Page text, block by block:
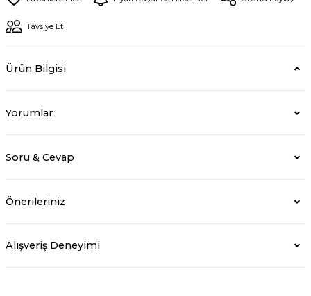
Tavsiye Et
Ürün Bilgisi
Yorumlar
Soru & Cevap
Önerileriniz
Alışveriş Deneyimi